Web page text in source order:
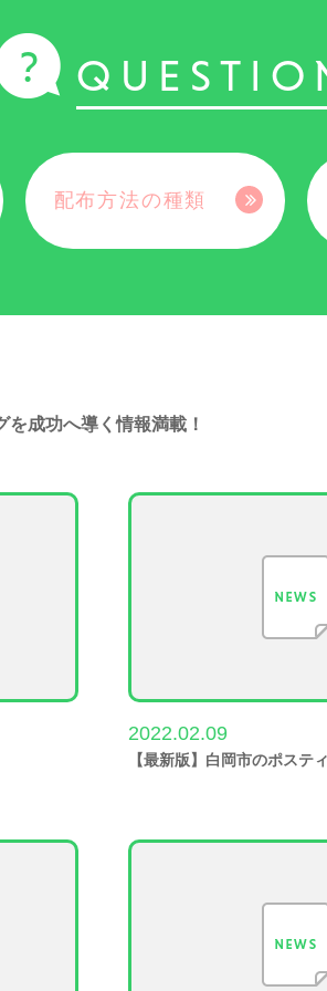
配布方法の種類
を成功へ導く情報満載！
2022.02.09
【最新版】白岡市のポステ